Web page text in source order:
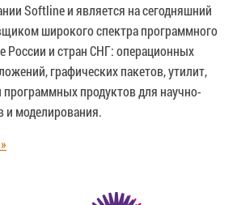
Softline и является на сегодняшний
широкого спектра программного
России и стран СНГ: операционных
графических пакетов, утилит,
программных продуктов для научно-
и моделирования.